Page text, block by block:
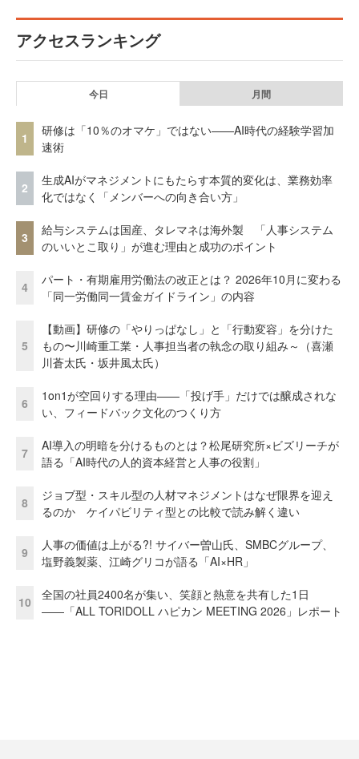
アクセスランキング
今日 月間
1
研修は「10％のオマケ」ではない——AI時代の経験学習加
速術
2
生成AIがマネジメントにもたらす本質的変化は、業務効率
化ではなく「メンバーへの向き合い方」
3
給与システムは国産、タレマネは海外製 「人事システム
のいいとこ取り」が進む理由と成功のポイント
4
パート・有期雇用労働法の改正とは？ 2026年10月に変わる
「同一労働同一賃金ガイドライン」の内容
5
【動画】研修の「やりっぱなし」と「行動変容」を分けた
もの〜川崎重工業・人事担当者の執念の取り組み～（喜瀬
川蒼太氏・坂井風太氏）
6
1on1が空回りする理由——「投げ手」だけでは醸成されな
い、フィードバック文化のつくり方
7
AI導入の明暗を分けるものとは？松尾研究所×ビズリーチが
語る「AI時代の人的資本経営と人事の役割」
8
ジョブ型・スキル型の人材マネジメントはなぜ限界を迎え
るのか ケイパビリティ型との比較で読み解く違い
9
人事の価値は上がる?! サイバー曽山氏、SMBCグループ、
塩野義製薬、江崎グリコが語る「AI×HR」
10
全国の社員2400名が集い、笑顔と熱意を共有した1日
――「ALL TORIDOLL ハピカン MEETING 2026」レポート